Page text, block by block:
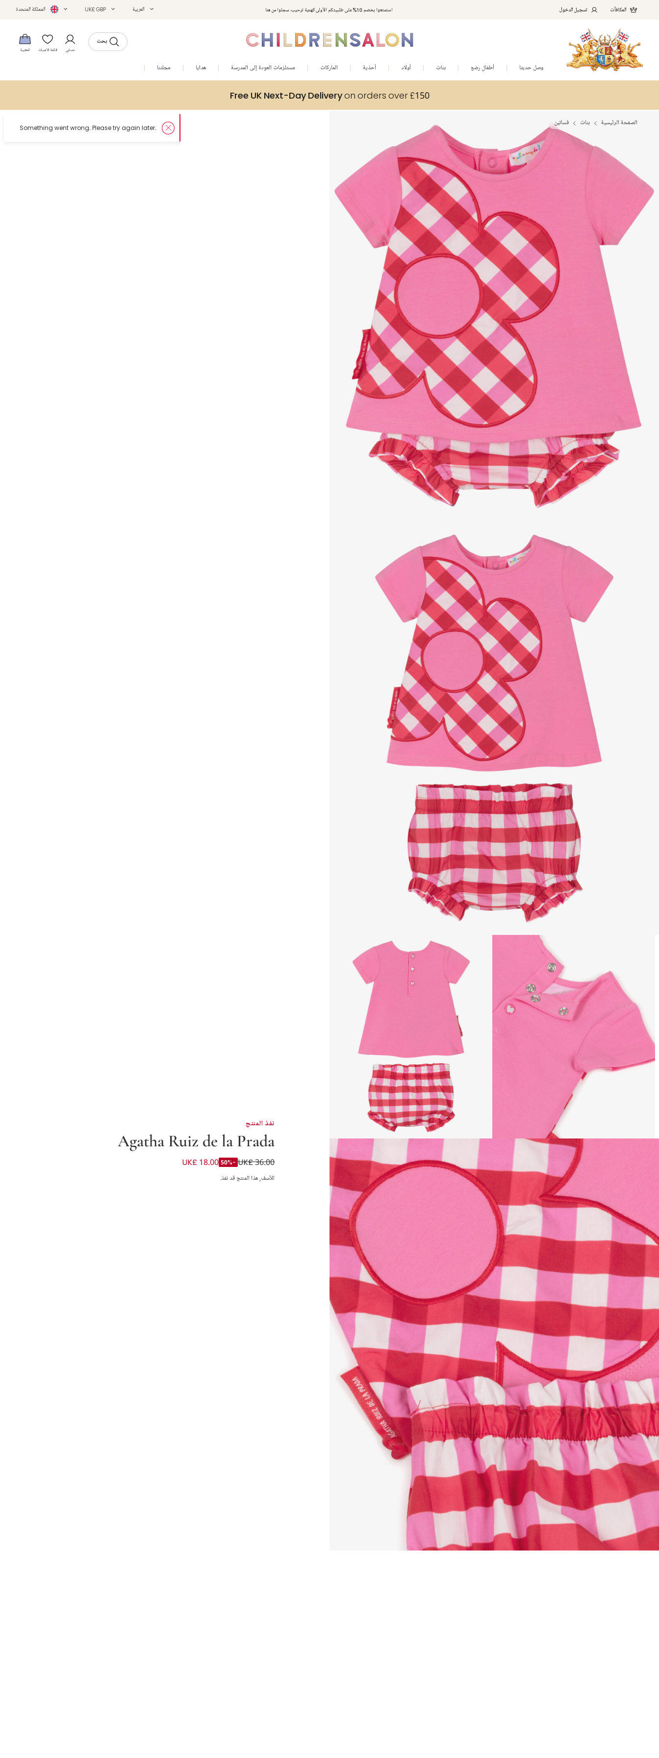
استمتعوا بخصم 10% على طلبيتكم الأولى كهدية ترحيب. سجلوا من هنا المكافآت تسجيل الدخول العربية UK£ GBP المملكة المتحدة
بحث
حسابي قائمة الأمنيات الحقيبة
وصل حديثا أطفال رضع بنات أولاد أحذية الماركات مستلزمات العودة إلى المدرسة هدايا مجلتنا
Free UK Next-Day Deliveryon orders over £150
الصفحة الرئيسية بنات فساتين
نفذ المنتج
Agatha Ruiz de la Prada
فستان قطن جيرسي لون زهري للبنات
UK£ 36.00
-50%
UK£ 18.00
للأسف, هذا المنتج قد نفذ.